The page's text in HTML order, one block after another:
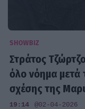
SHOWBIZ
Στράτος
όλο νόημα μετά
σχέσης της
19:14 @02-04-2026